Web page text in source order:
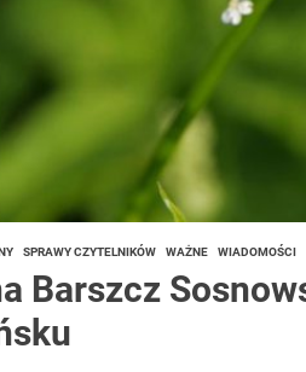
SPRAWY CZYTELNIKÓW WAŻNE WIADOMOŚCI
Barszcz